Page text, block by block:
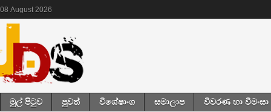
08 August 2026
මුල් පිටුව පුවත් විශේෂාංග සමාලාප විවරණ හා වීමංසා